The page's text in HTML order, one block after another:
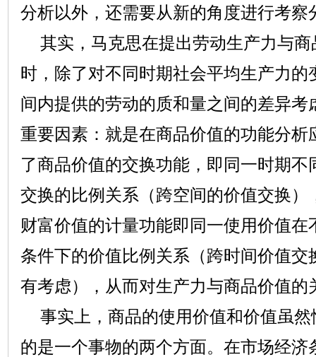
分析以外，还需要从新的角度进行考察
其实，马克思在提出劳动生产力与商
时，除了对不同时期社会平均生产力的
间内提供的劳动的质和量之间的差异考
重要因素：就是在商品价值的功能分析
了商品价值的交换功能，即同一时期不
交换的比例关系（跨空间的价值交换）
财富价值的计量功能即同一使用价值在
条件下的价值比例关系（跨时间价值交
有考虑），从而对生产力与商品价值的
事实上，商品的使用价值和价值虽然
的是一个事物的两个方面。在市场经济